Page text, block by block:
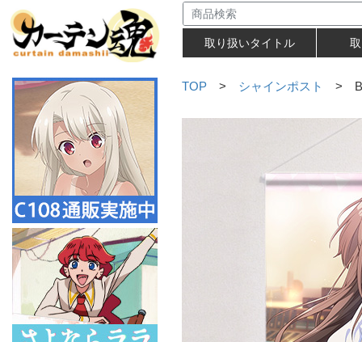
取り扱いタイトル
TOP > シャインポスト > B2